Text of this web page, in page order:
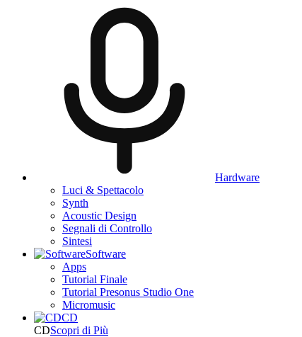
Hardware
Luci & Spettacolo
Synth
Acoustic Design
Segnali di Controllo
Sintesi
Software
Apps
Tutorial Finale
Tutorial Presonus Studio One
Micromusic
CD
CDScopri di Più